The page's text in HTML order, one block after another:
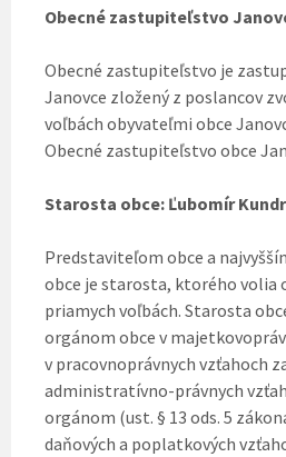
Obecné zastupiteľstvo
Obecné zastupiteľstvo je
Janovce zložený z poslancov
voľbách obyvateľmi obce
Obecné zastupiteľstvo obce
Starosta obce: Ľubomír
Predstaviteľom obce a
obce je starosta, ktorého volia
priamych voľbách. Starosta
orgánom obce v
v pracovnoprávnych vzťahoch
administratívno-právnych
orgánom (ust. § 13 ods. 5
daňových a poplatkových